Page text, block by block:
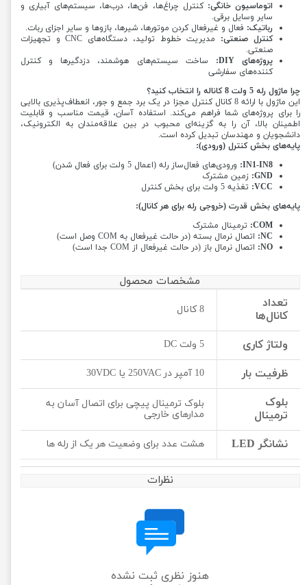
اتوماسیون خانگی: کنترل چراغ‌ها، فن‌ها، درب‌ها، سیستم‌های آبیاری و
سایر وسایل برقی.
رباتیک: فعال و غیرفعال کردن موتورها، شیرها، بازوها و سایر اجزای ربات.
کنترل صنعتی:
مدیریت خطوط تولید، دستگاه‌های CNC و تجهیزات
صنعتی.
پروژه‌های DIY:
ساخت سیستم‌های هوشمند، دزدگیرها و کنترل
کننده‌های سفارشی
چرا ماژول رله 5 ولت 8 کاناله را انتخاب کنید؟
این ماژول با ارائه 8 کانال کنترل مجزا در یک برد جمع و جور، انعطاف‌پذیری بالایی
را برای پروژه‌های شما فراهم می‌کند. استفاده آسان، قیمت مناسب و قابلیت
اطمینان بالا، آن را به گزینه‌ای محبوب در بین علاقه‌مندان به الکترونیک،
دانشجویان و مهندسان تبدیل کرده است.
پایه‌های بخش کنترل (ورودی):
IN1-IN8: ورودی‌های فعال‌ساز رله (اعمال 5 ولت برای فعال شدن)
GND: زمین مشترک
VCC: تغذیه 5 ولت برای بخش کنترل
پایه‌های بخش قدرت (خروجی رله برای هر کانال):
COM: ترمینال مشترک
NC: اتصال نرمال بسته (در حالت غیرفعال به COM وصل است)
NO: اتصال نرمال باز (در حالت غیرفعال از COM جدا است)
مشخصات محصول
تعداد
کانال‌ها
8 کانال
ولتاژ کاری 5 ولت DC
ظرفیت بار 10 آمپر در 250VAC یا 30VDC
بلوک
ترمینال
بلوک ترمینال پیچی برای اتصال آسان به
مدارهای خارجی
نشانگر LED هشت عدد برای وضعیت هر یک از رله ها
نظرات
هنوز نظری ثبت نشده